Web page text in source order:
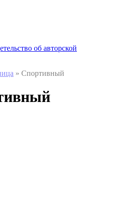
об авторской
» Спортивный